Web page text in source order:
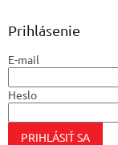
Prihlásenie
E-mail
Heslo
PRIHLÁSIŤ SA